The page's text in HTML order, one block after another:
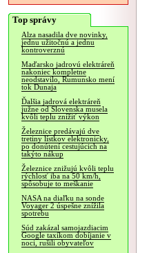
Top správy
Alza nasadila dve novinky,
jednu užitočnú a jednu
kontroverznú
Maďarsko jadrovú elektráreň
nakoniec kompletne
neodstavilo, Rumunsko mení
tok Dunaja
Ďalšia jadrová elektráreň
južne od Slovenska musela
kvôli teplu znížiť výkon
Železnice predávajú dve
tretiny lístkov elektronicky,
po donútení cestujúcich na
takýto nákup
Železnice znižujú kvôli teplu
rýchlosť iba na 50 km/h,
spôsobuje to meškanie
NASA na diaľku na sonde
Voyager 2 úspešne znížila
spotrebu
Súd zakázal samojazdiacim
Google taxíkom dobíjanie v
noci, rušili obyvateľov